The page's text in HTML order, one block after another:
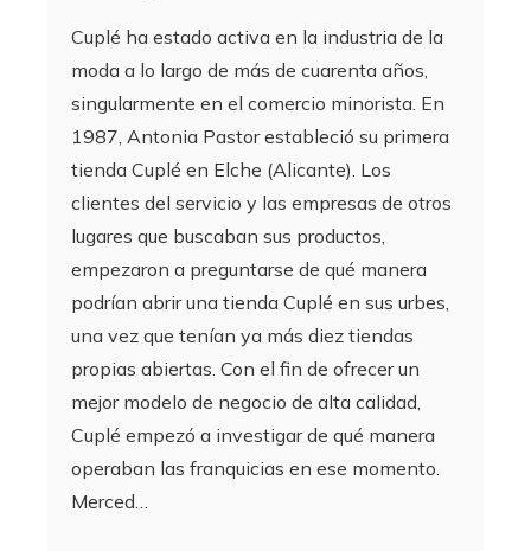
Cuplé ha estado activa en la industria de la
moda a lo largo de más de cuarenta años,
singularmente en el comercio minorista. En
1987, Antonia Pastor estableció su primera
tienda Cuplé en Elche (Alicante). Los
clientes del servicio y las empresas de otros
lugares que buscaban sus productos,
empezaron a preguntarse de qué manera
podrían abrir una tienda Cuplé en sus urbes,
una vez que tenían ya más diez tiendas
propias abiertas. Con el fin de ofrecer un
mejor modelo de negocio de alta calidad,
Cuplé empezó a investigar de qué manera
operaban las franquicias en ese momento.
Merced…